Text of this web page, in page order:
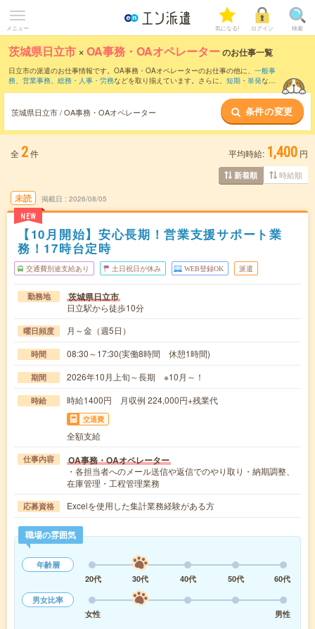
メニュー 気になる! ログイン 検索
茨城県日立市 ×OA事務・OAオペレーターのお仕事一覧
日立市の派遣のお仕事情報です。OA事務・OAオペレーターのお仕事の他に、 一般事
務、 営業事務、 総務・人事・労務などを取り揃えています。さらに、 短期 ・ 単発など
茨城県日立市 / OA事務・OAオペレーター 条件の変更
全 2件 平均時給: 1,400 円
新着順 時給順
未読
NEW
掲載日 2026/08/05
【10月開始】安心長期！営業支援サポート業
務！17時台定時
交通費別途支給あり 土日祝日が休み WEB登録OK 派遣
勤務地 茨城県日立市
日立駅から徒歩10分
曜日頻度 月～金（週5日）
時間 08:30～17:30(実働8時間 休憩1時間)
期間 2026年10月上旬～長期 ※10月～！
時給 時給1400円 月収例 224,000円+残業代
交通費
全額支給
仕事内容 OA事務・OAオペレーター
・各担当者へのメール送信や返信でのやり取り・納期調整、
在庫管理・工程管理業務
応募資格 Excelを使用した集計業務経験がある方
職場の雰囲気
年齢層
20代
30代 40代 50代
60代
男女比率
女性
男性